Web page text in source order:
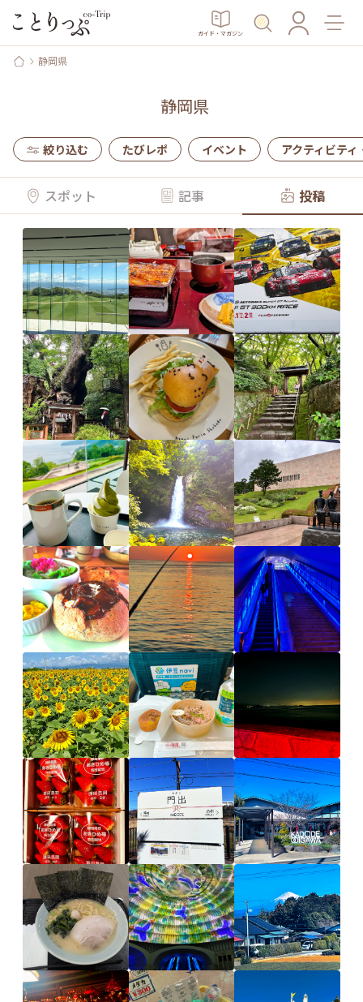
ガイド・マガジン
静岡県
静岡県
絞り込む たびレポ イベント アクティビティ
スポット 記事 投稿